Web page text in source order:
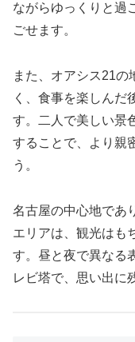
ながらゆっくりと過
ごせます。
また、オアシス21の
く、食事を楽しんだ
す。二人で美しい景
することで、より親
う。
名古屋の中心地であ
エリアは、観光はも
す。昼と夜で異なる
レビ塔で、思い出に